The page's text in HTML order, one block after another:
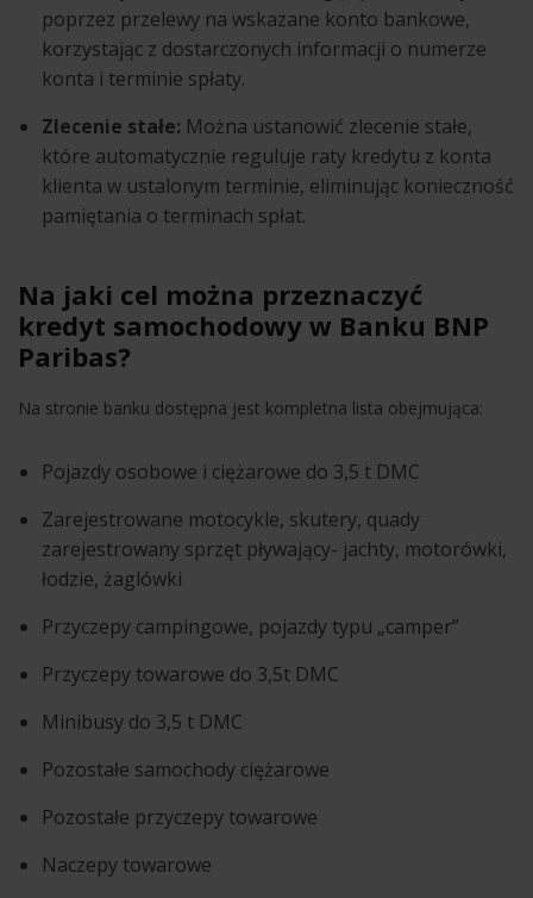
poprzez przelewy na wskazane konto bankowe,
korzystając z dostarczonych informacji o numerze
konta i terminie spłaty.
Zlecenie stałe: Można ustanowić zlecenie stałe,
które automatycznie reguluje raty kredytu z konta
klienta w ustalonym terminie, eliminując konieczność
pamiętania o terminach spłat.
Na jaki cel można przeznaczyć
kredyt samochodowy w Banku BNP
Paribas?
Na stronie banku dostępna jest kompletna lista obejmująca:
Pojazdy osobowe i ciężarowe do 3,5 t DMC
Zarejestrowane motocykle, skutery, quady
zarejestrowany sprzęt pływający- jachty, motorówki,
łodzie, żaglówki
Przyczepy campingowe, pojazdy typu „camper”
Przyczepy towarowe do 3,5t DMC
Minibusy do 3,5 t DMC
Pozostałe samochody ciężarowe
Pozostałe przyczepy towarowe
Naczepy towarowe